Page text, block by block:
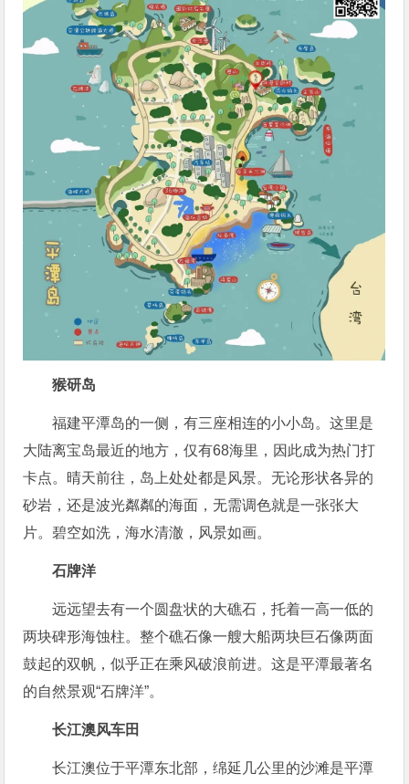
猴研岛
福建平潭岛的一侧，有三座相连的小小岛。这里是
大陆离宝岛最近的地方，仅有68海里，因此成为热门打
卡点。晴天前往，岛上处处都是风景。无论形状各异的
砂岩，还是波光粼粼的海面，无需调色就是一张张大
片。碧空如洗，海水清澈，风景如画。
石牌洋
远远望去有一个圆盘状的大礁石，托着一高一低的
两块碑形海蚀柱。整个礁石像一艘大船两块巨石像两面
鼓起的双帆，似乎正在乘风破浪前进。这是平潭最著名
的自然景观“石牌洋”。
长江澳风车田
长江澳位于平潭东北部，绵延几公里的沙滩是平潭